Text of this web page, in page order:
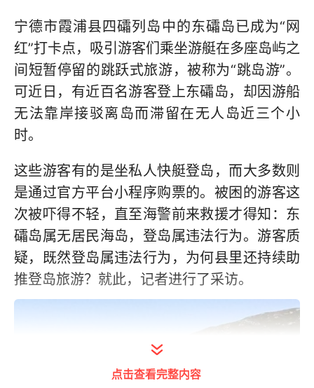
宁德市霞浦县四礵列岛中的东礵岛已成为“网
红”打卡点，吸引游客们乘坐游艇在多座岛屿之
间短暂停留的跳跃式旅游，被称为“跳岛游”。
可近日，有近百名游客登上东礵岛，却因游船
无法靠岸接驳离岛而滞留在无人岛近三个小
时。
这些游客有的是坐私人快艇登岛，而大多数则
是通过官方平台小程序购票的。被困的游客这
次被吓得不轻，直至海警前来救援才得知：东
礵岛属无居民海岛，登岛属违法行为。游客质
疑，既然登岛属违法行为，为何县里还持续助
推登岛旅游？就此，记者进行了采访。
点击查看完整内容